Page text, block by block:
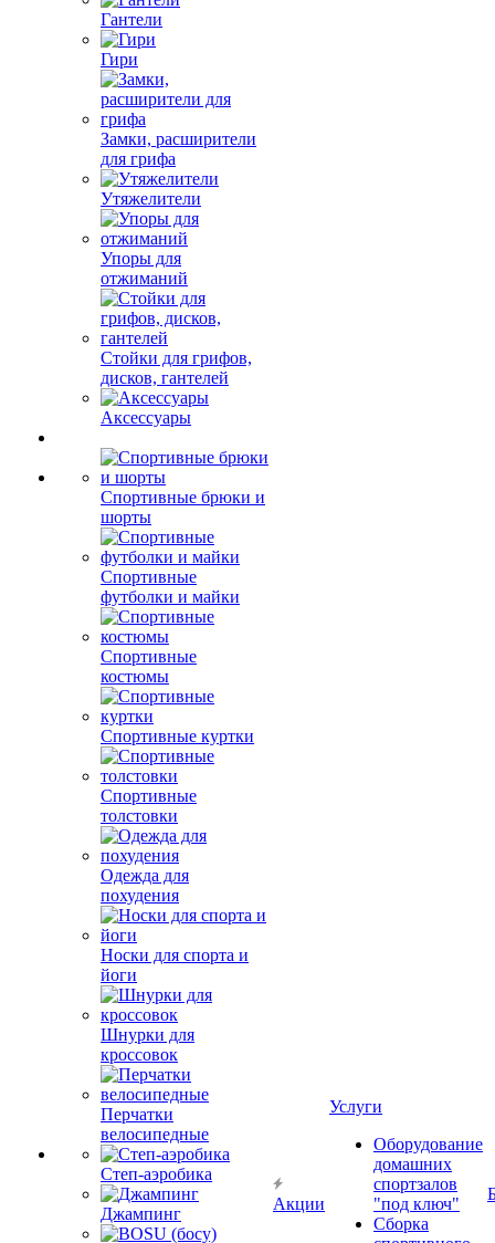
Гантели
Гири
Замки, расширители
для грифа
Утяжелители
Упоры для
отжиманий
Стойки для грифов,
дисков, гантелей
Аксессуары
Спортивные брюки и
шорты
Спортивные
футболки и майки
Спортивные
костюмы
Спортивные куртки
Спортивные
толстовки
Одежда для
похудения
Носки для спорта и
йоги
Шнурки для
кроссовок
Перчатки
велосипедные
Степ-аэробика
Джампинг
Акции
Услуги
Оборудование
домашних
спортзалов
"под ключ"
Сборка